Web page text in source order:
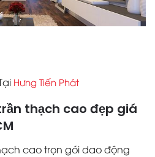
Hưng Tiến Phát
thạch cao đẹp giá
cao trọn gói dao động